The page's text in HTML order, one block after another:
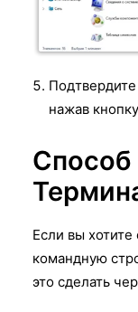
нажав кнопку
Если вы
командную
это сделать